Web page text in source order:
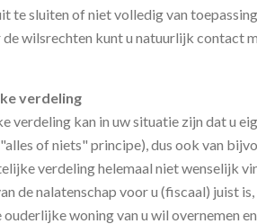
te sluiten of niet volledig van
wilsrechten kunt u natuurlijk contact
verdeling
verdeling kan in uw situatie zijn dat u
of niets" principe), dus ook van
verdeling helemaal niet wenselijk
de nalatenschap voor u (fiscaal) juist
woning van u wil overnemen